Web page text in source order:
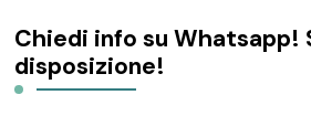
Chiedi info su Whatsapp!
disposizione!